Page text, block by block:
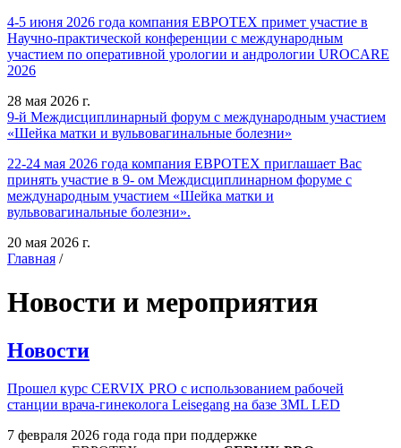
4-5 июня 2026 года компания ЕВРОТЕХ примет участие в
Научно-практической конференции с международным
участием по оперативной урологии и андрологии UROCARE
2026
28 мая 2026 г.
9-й Междисциплинарный форум с международным участием
«Шейка матки и вульвовагинальные болезни»
22-24 мая 2026 года компания ЕВРОТЕХ приглашает Вас
принять участие в 9- ом Междисциплинарном форуме с
международным участием «Шейка матки и
вульвовагинальные болезни».
20 мая 2026 г.
Главная /
Новости и мероприятия
Новости
Прошел курс CERVIX PRO с использованием рабочей
станции врача-гинеколога Leisegang на базе 3ML LED
7 февраля 2026 года года при поддержке